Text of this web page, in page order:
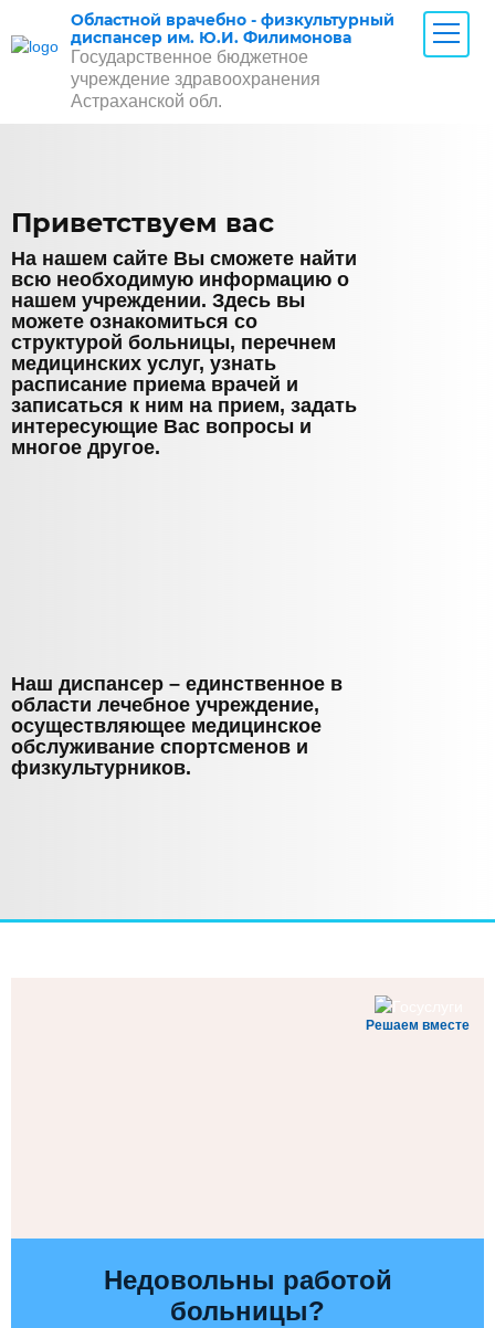
Областной врачебно - физкультурный
диспансер им. Ю.И. Филимонова
Государственное бюджетное
учреждение здравоохранения
Астраханской обл.
Приветствуем вас
На нашем сайте Вы сможете найти
всю необходимую информацию о
нашем учреждении. Здесь вы
можете ознакомиться со
структурой больницы, перечнем
медицинских услуг, узнать
расписание приема врачей и
записаться к ним на прием, задать
интересующие Вас вопросы и
многое другое.
Наш диспансер – единственное в
области лечебное учреждение,
осуществляющее медицинское
обслуживание спортсменов и
физкультурников.
Решаем вместе
Недовольны работой
больницы?